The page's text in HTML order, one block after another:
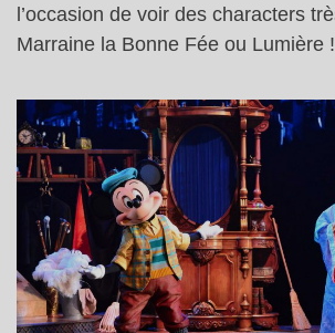
l’occasion de voir des characters
Marraine la Bonne Fée ou Lumière !